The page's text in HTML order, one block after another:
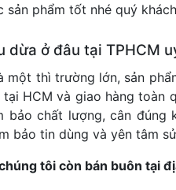
sản phẩm tốt nhé quý
dừa ở đâu tại TPHCM
một thì trường lớn, sản
HCM và giao hàng toàn
bảo chất lượng, cân
bảo tin dùng và yên tâm
tôi còn bán buôn tại